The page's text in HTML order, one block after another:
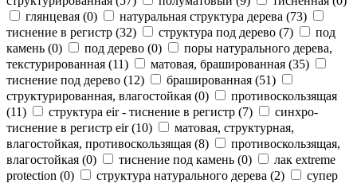
глянцевая (0) натуральная структура дерева (73)
тиснение в регистр (32) структура под дерево (7)
под
камень (0) под дерево (0)
поры натурального дерева,
текстурированная (11) матовая, брашированная (35)
тиснение под дерево (12) брашированная (51)
структурированная, влагостойкая (0)
противоскользящая
(11) cтруктура eir - тиснение в регистр (7)
синхро-
тиснение в регистр eir (10)
матовая, структурная,
влагостойкая, противоскользящая (8)
противоскользящая,
влагостойкая (0) тиснение под камень (0)
лак extreme
protection (0) структура натурального дерева (2)
супер